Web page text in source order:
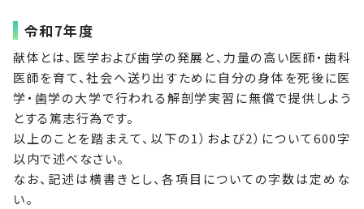
令和7年度
献体とは、医学および歯学の発展と、力量の高い医師・歯科
医師を育て、社会へ送り出すために自分の身体を死後に医
学・歯学の大学で行われる解剖学実習に無償で提供しよう
とする篤志行為です。
以上のことを踏まえて、以下の1）および2）について600字
以内で述べなさい。
なお、記述は横書きとし、各項目についての字数は定めな
い。